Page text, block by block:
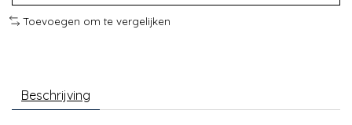
Toevoegen om te vergelijken
Beschrijving